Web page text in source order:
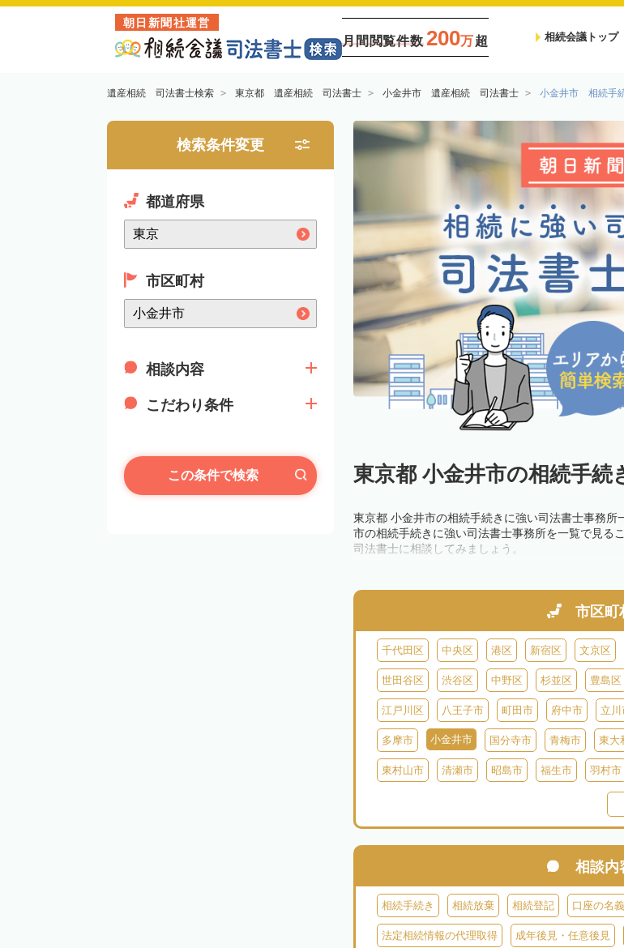
朝日新聞社運営
月間閲覧件数 200万超 相続会議トップ
遺産相続 司法書士検索 東京都 遺産相続 司法書士 小金井市 遺産相続 司法書士 小金井市 相続手
検索条件変更
都道府県
市区町村
相談内容
こだわり条件
この条件で検索 東京都 小金井市の相続手
東京都 小金井市の相続手続きに強い司法書士事務
市の相続手続きに強い司法書士事務所を一覧で見る
司法書士に相談してみましょう。
市区町
千代田区 中央区 港区 新宿区 文京区
世田谷区 渋谷区 中野区 杉並区 豊島区
江戸川区 八王子市 町田市 府中市 立川
多摩市 小金井市 国分寺市 青梅市 東大
東村山市 清瀬市 昭島市 福生市 羽村市
西多摩
御蔵島 八丈島 青ヶ島 小笠原村
相談内
相続手続き 相続放棄 相続登記 口座の名
法定相続情報の代理取得 成年後見・任意後見